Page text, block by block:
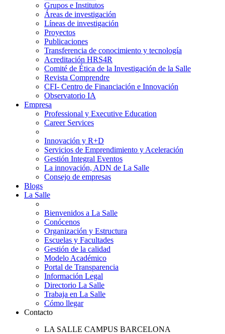
Grupos e Institutos
Áreas de investigación
Líneas de investigación
Proyectos
Publicaciones
Transferencia de conocimiento y tecnología
Acreditación HRS4R
Comité de Ética de la Investigación de la Salle
Revista Comprendre
CFI- Centro de Financiación e Innovación
Observatorio IA
Empresa
Professional y Executive Education
Career Services
Innovación y R+D
Servicios de Emprendimiento y Aceleración
Gestión Integral Eventos
La innovación, ADN de La Salle
Consejo de empresas
Blogs
La Salle
Bienvenidos a La Salle
Conócenos
Organización y Estructura
Escuelas y Facultades
Gestión de la calidad
Modelo Académico
Portal de Transparencia
Información Legal
Directorio La Salle
Trabaja en La Salle
Cómo llegar
Contacto
LA SALLE CAMPUS BARCELONA